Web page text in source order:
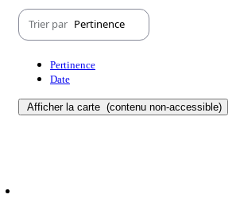
Trier par Pertinence
Pertinence
Date
Afficher la carte (contenu non-accessible)